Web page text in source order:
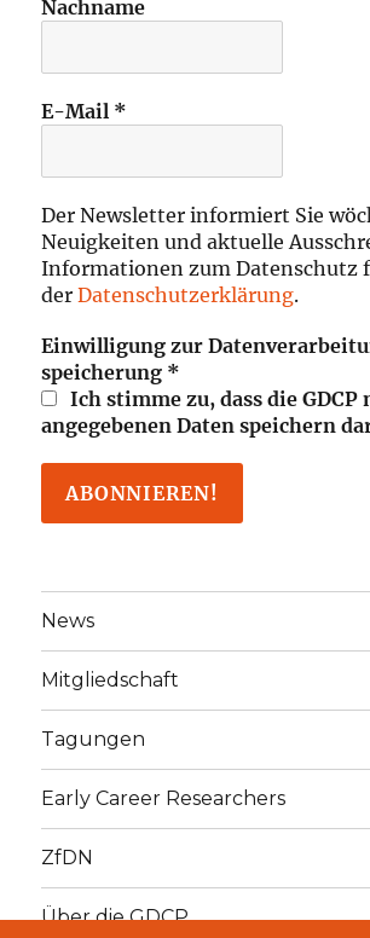
Nachname
E-Mail *
Der Newsletter informiert Sie
Neuigkeiten und aktuelle
Informationen zum Datenschutz
derDatenschutzerklärung.
Einwilligung zur
speicherung *
Ich stimme zu, dass die GDCP
angegebenen Daten speichern
News
Mitgliedschaft
Tagungen
Early Career Researchers
ZfDN
Über die GDCP